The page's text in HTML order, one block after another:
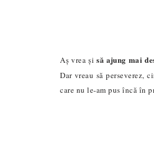
Aș vrea șisă ajung mai
Dar vreau să
care nu le-am pus încă în